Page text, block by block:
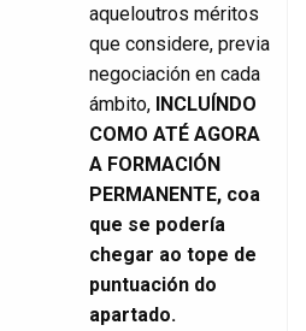
aqueloutros méritos
que considere, previa
negociación en cada
ámbito, INCLUÍNDO
COMO ATÉ AGORA
A FORMACIÓN
PERMANENTE, coa
que se podería
chegar ao tope de
puntuación do
apartado.